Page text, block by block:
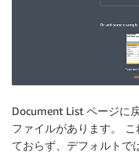
Document List ページに
ファイルがあります。
ておらず、デフォルトで